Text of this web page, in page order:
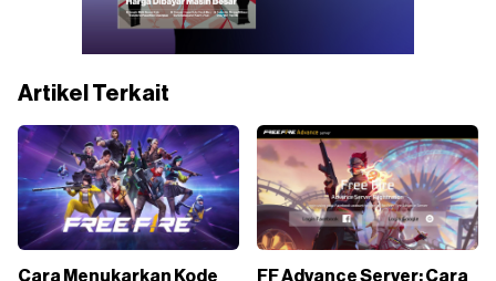
Artikel Terkait
Cara Menukarkan Kode
FF Advance Server: Cara